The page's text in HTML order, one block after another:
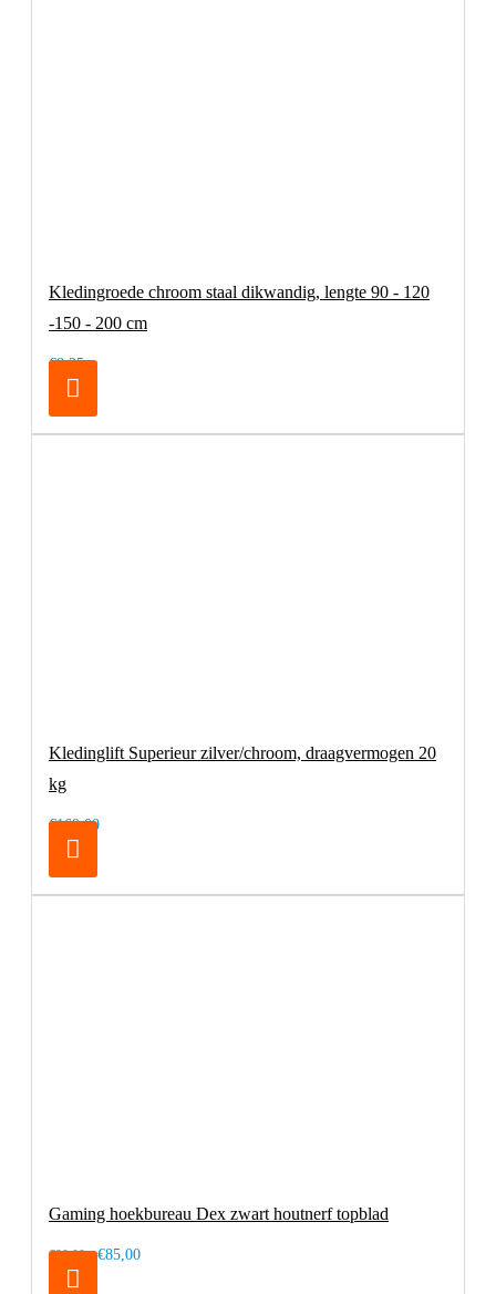
Kledingroede chroom staal dikwandig, lengte 90 - 120
-150 - 200 cm
€8,25
Kledinglift Superieur zilver/chroom, draagvermogen 20
kg
€169,00
Gaming hoekbureau Dex zwart houtnerf topblad
€99,00 €85,00